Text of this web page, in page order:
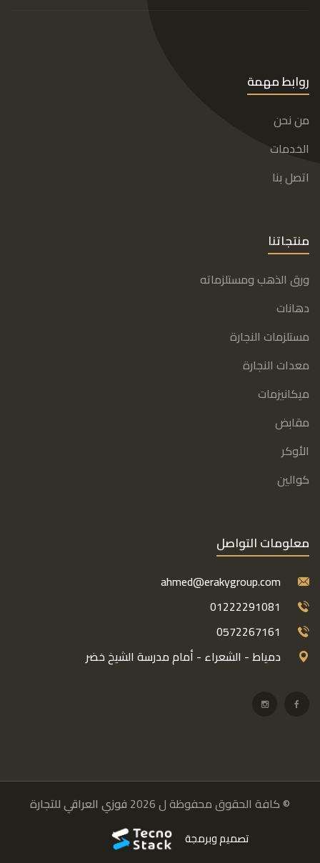
روابط مهمة
من نحن
الخدمات
اتصل بنا
منتجاتنا
ورق الذهب ومستلزماته
دهانات
مستلزمات النجارة
معدات النجارة
ميكانيزمات
مقابض
الأوكر
كوالين
معلومات التواصل
ahmed@erakygroup.com
01222291081
0572267161
دمياط - الشعراء - أمام مدرسة الشيخ خضر
© كافة الحقوق محفوظة ل 2026 فوزي العراقي للتجارة
تصميم وبرمجة